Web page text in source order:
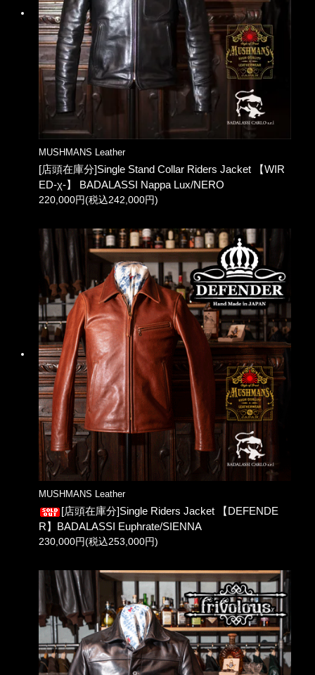
MUSHMANS Leather
[店頭在庫分]Single Stand Collar Riders Jacket 【WIR
ED-χ-】 BADALASSI Nappa Lux/NERO
220,000円(税込242,000円)
MUSHMANS Leather
[店頭在庫分]Single Riders Jacket 【DEFENDE
R】BADALASSI Euphrate/SIENNA
230,000円(税込253,000円)